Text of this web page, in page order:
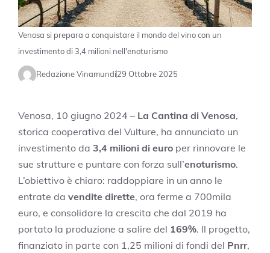
Venosa si prepara a conquistare il mondo del vino con un
investimento di 3,4 milioni nell'enoturismo
Redazione Vinamundi29 Ottobre 2025
Venosa, 10 giugno 2024 – La Cantina di Venosa,
storica cooperativa del Vulture, ha annunciato un
investimento da 3,4 milioni di euro per rinnovare le
sue strutture e puntare con forza sull’enoturismo.
L’obiettivo è chiaro: raddoppiare in un anno le
entrate da vendite dirette, ora ferme a 700mila
euro, e consolidare la crescita che dal 2019 ha
portato la produzione a salire del 169%. Il progetto,
finanziato in parte con 1,25 milioni di fondi del Pnrr,